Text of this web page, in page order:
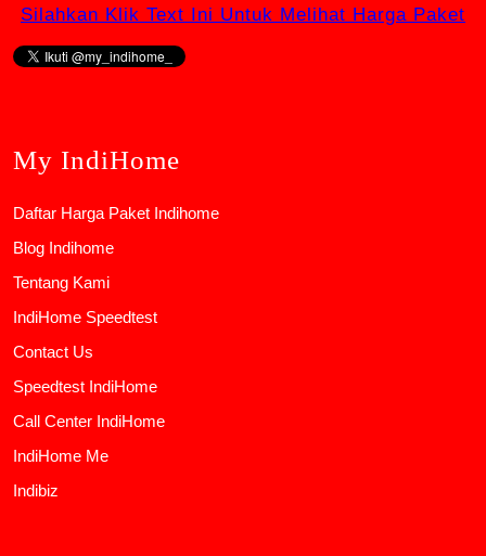
Silahkan Klik Text Ini Untuk Melihat Harga Paket
My IndiHome
Daftar Harga Paket Indihome
Blog Indihome
Tentang Kami
IndiHome Speedtest
Contact Us
Speedtest IndiHome
Call Center IndiHome
IndiHome Me
Indibiz